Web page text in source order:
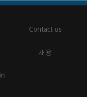
사례 중 일부를 살
비전의 역할
Contact us
채용